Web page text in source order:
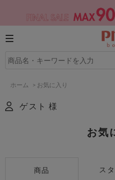
ホーム > お気に入り
ゲスト 様
お気
商品 ス